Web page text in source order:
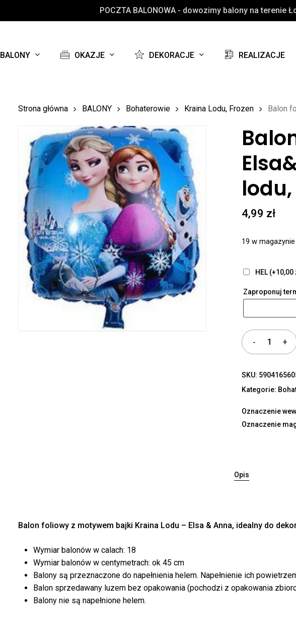
POCZTA BALONOWA - dowozimy balony na terenie
BALONY OKAZJE DEKORACJE REALIZACJE
Koszyk
Brak
Strona główna BALONY Bohaterowie Kraina Lodu, Frozen Balon
lodu,
4,99 zł
19 w magazynie
HEL (+10,00
Zaproponuj
SKU:
Kategorie:
Oznaczenie
Oznaczenie
Opis
Balon foliowy z motywem bajki Kraina Lodu – Elsa & Anna, idealny do
Wymiar balonów w calach: 18
Wymiar balonów w centymetrach: ok 45 cm
Balony są przeznaczone do napełnienia helem. Napełnienie ich
Balon sprzedawany luzem bez opakowania (pochodzi z opakowania
Balony nie są napełnione helem.